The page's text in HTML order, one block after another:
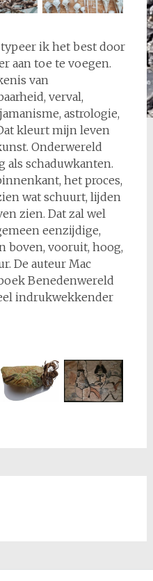
ik het best door
aan toe te voegen.
van
verval,
astrologie,
kleurt mijn leven
Onderwereld
als schaduwkanten.
het proces,
wat schuurt, lijden
zien. Dat zal wel
eenzijdige,
boven, vooruit, hoog,
De auteur Mac
Benedenwereld
indrukwekkender